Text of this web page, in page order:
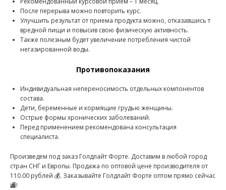
После перерыва можно повторить курс.
Улучшить результат от приема продукта можно, отказавшись т
вредной пищи и повысив свою физическую активность.
Также полезным будет увеличение потребления чистой
негазированной воды.
Противопоказания
Индивидуальная непереносимость отдельных компонентов
состава.
Дети, беременные и кормящие грудью женщины.
Острые формы хронических заболеваний.
Перед применением рекомендована консультация
специалиста.
Произведем под заказ Голдлайт Форте. Доставим в любой город
стран СНГ и Европы. Продажа по оптовой цене производителя от
110.00 рублей 💰. Заказывайте Голдлайт Форте оптом прямо сейчас
🏬!